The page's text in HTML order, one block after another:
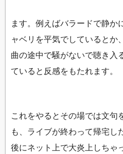
ます。例えばバラードで静か
ャベリを平気でしているとか、
曲の途中で騒がないで聴き入
ていると反感をもたれます。
これをやるとその場では文句
も、ライブが終わって帰宅し
後にネット上で大炎上しちゃ